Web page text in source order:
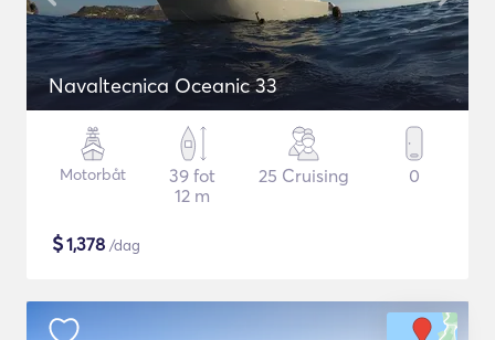
Navaltecnica Oceanic 33
Motorbåt
39 fot
12 m
25 Cruising 0
$1,378 /dag